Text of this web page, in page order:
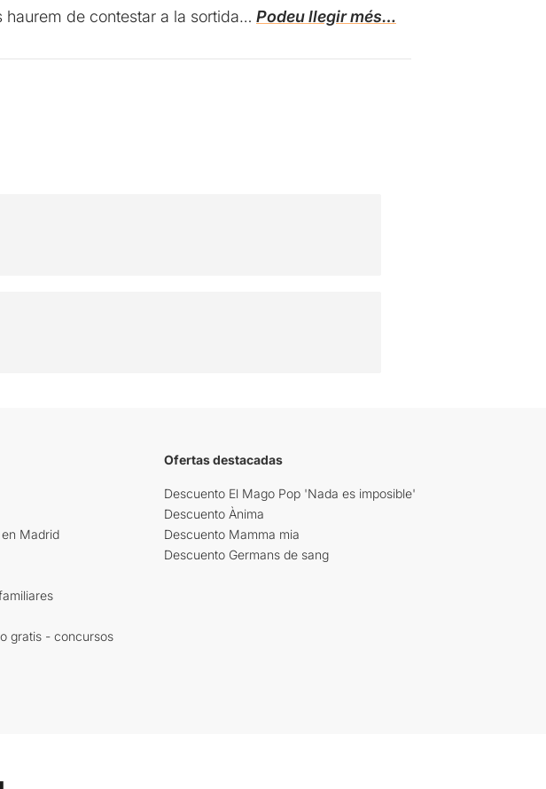
de contestar a la sortida… Podeu llegir més…
Madrid
gratis - concursos
Ofertas destacadas
Descuento El Mago Pop 'Nada es imposible'
Descuento Ànima
Descuento Mamma mia
Descuento Germans de sang